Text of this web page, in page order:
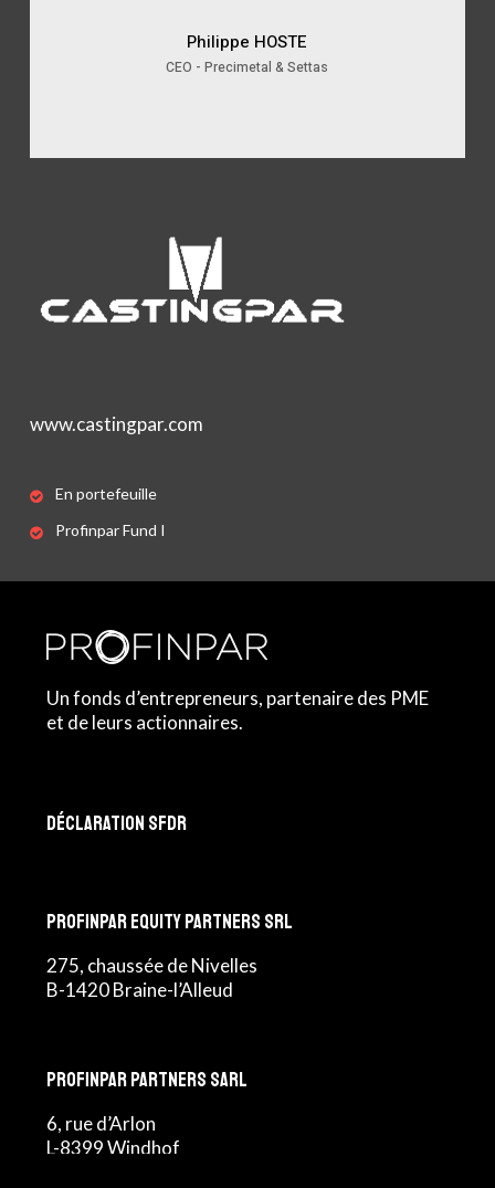
Philippe HOSTE
CEO - Precimetal & Settas
www.castingpar.com
En portefeuille
Profinpar Fund I
Un fonds d’entrepreneurs, partenaire des PME
et de leurs actionnaires.
Déclaration SFDR
Profinpar Equity Partners srl
275, chaussée de Nivelles
B-1420 Braine-l’Alleud
Profinpar Partners sarl
6, rue d’Arlon
L-8399 Windhof